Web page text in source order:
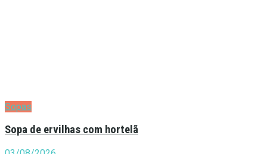
Sopas
Sopa de ervilhas com hortelã